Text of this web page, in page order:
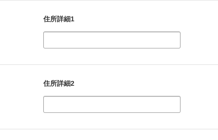
住所詳細1
住所詳細2